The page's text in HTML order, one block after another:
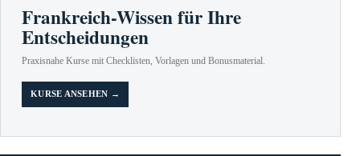
Frankreich-Wissen für Ihre
Entscheidungen
Praxisnahe Kurse mit Checklisten, Vorlagen und Bonusmaterial.
KURSE ANSEHEN →